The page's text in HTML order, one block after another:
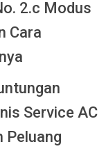
2.c Modus
Cara
Service AC
Peluang